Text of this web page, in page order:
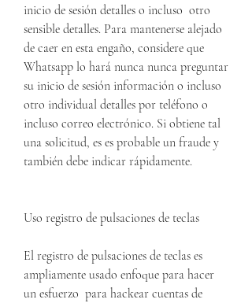
inicio de sesión detalles o incluso  otro
sensible detalles. Para mantenerse alejado
de caer en esta engaño, considere que
Whatsapp lo hará nunca nunca preguntar
su inicio de sesión información o incluso
otro individual detalles por teléfono o
incluso correo electrónico. Si obtiene tal
una solicitud, es es probable un fraude y
también debe indicar rápidamente.
Uso registro de pulsaciones de teclas
El registro de pulsaciones de teclas es
ampliamente usado enfoque para hacer
un esfuerzo  para hackear cuentas de